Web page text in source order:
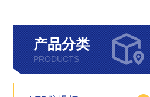
产品分类
PRODUCTS